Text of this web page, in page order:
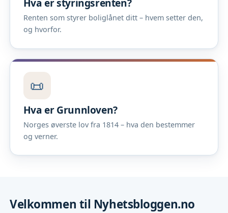
Hva er styringsrenten?
Renten som styrer boliglånet ditt – hvem setter den,
og hvorfor.
📜
Hva er Grunnloven?
Norges øverste lov fra 1814 – hva den bestemmer
og verner.
Velkommen til Nyhetsbloggen.no